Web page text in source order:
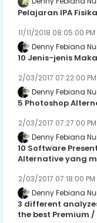
Pelajaran IPA
11/11/2018 08:05:00 PM
Denny Febiana
10 Jenis-jenis
2/03/2017 07:22:00 PM
Denny Febiana
5 Photoshop
2/03/2017 07:27:00 PM
Denny Febiana
10 Software
Alternative yang
2/03/2017 07:18:00 PM
Denny Febiana
3 different
the best Premium /